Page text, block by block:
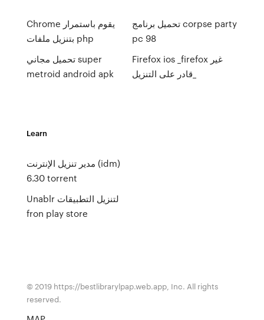
Chrome يقوم باستمرار
بتنزيل ملفات php
تحميل مجاني super
metroid android apk
تحميل برنامج corpse party
pc 98
Firefox ios _firefox غير
Learn
مدير تنزيل الإنترنت (idm)
6.30 torrent
Unablr لتنزيل التطبيقات
fron play store
© 2019 https://bestlibrarylpap.web.app, Inc. All rights
reserved.